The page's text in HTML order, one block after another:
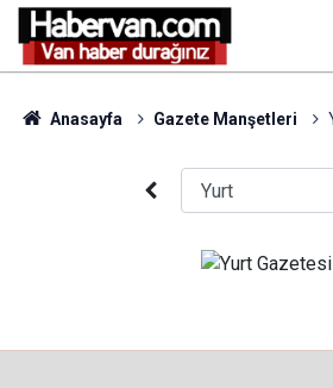
Anasayfa Gazete Manşetleri